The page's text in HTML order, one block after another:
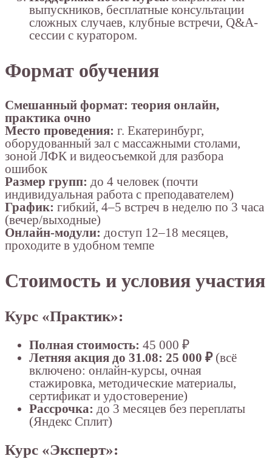
выпускников, бесплатные консультации
сложных случаев, клубные встречи, Q&A-
сессии с куратором.
Формат обучения
Смешанный формат: теория онлайн,
практика очно
Место проведения: г. Екатеринбург,
оборудованный зал с массажными столами,
зоной ЛФК и видеосъемкой для разбора
ошибок
Размер групп: до 4 человек (почти
индивидуальная работа с преподавателем)
График: гибкий, 4–5 встреч в неделю по 3 часа
(вечер/выходные)
Онлайн-модули: доступ 12–18 месяцев,
проходите в удобном темпе
Стоимость и условия участия
Курс «Практик»:
Полная стоимость: 45 000 ₽
Летняя акция до 31.08: 25 000 ₽(всё
включено: онлайн-курсы, очная
стажировка, методические материалы,
сертификат и удостоверение)
Рассрочка: до 3 месяцев без переплаты
(Яндекс Сплит)
Курс «Эксперт»: